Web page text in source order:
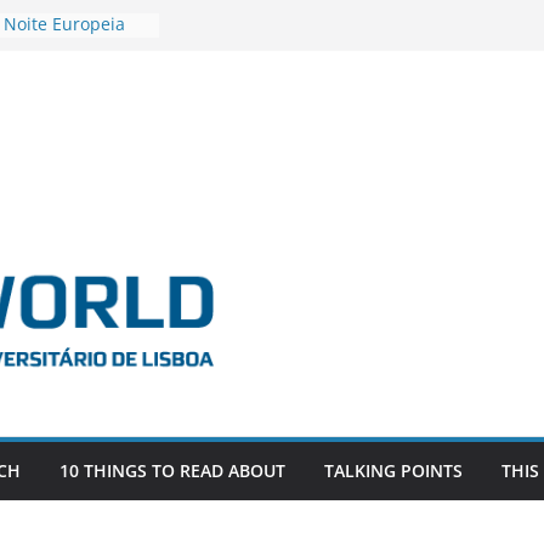
Noite Europeia
as the
EU, Russia
SAGE
10 THINGS TO READ ABOUT TALKING POINTS THIS